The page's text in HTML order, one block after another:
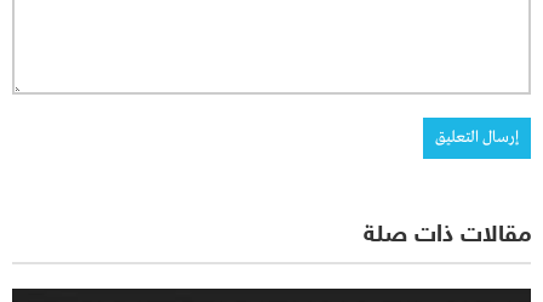
مقالات ذات صلة